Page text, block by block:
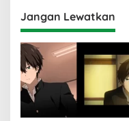
Jangan Lewatkan